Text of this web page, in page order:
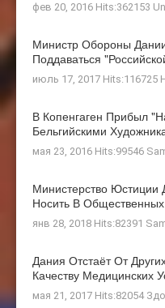
фев 20, 2016 Hits:362153
Министр Обороны
Поддаваться
июль 17, 2017 Hits:116725
В Копенгаген Прибыл
Бельгийскими
мая 23, 2016 Hits:99546
Министерство Юстиции
Носить В
янв 28, 2018 Hits:82391
Дания Отстаёт От
Качеству Медицинских
мая 21, 2017 Hits:82054